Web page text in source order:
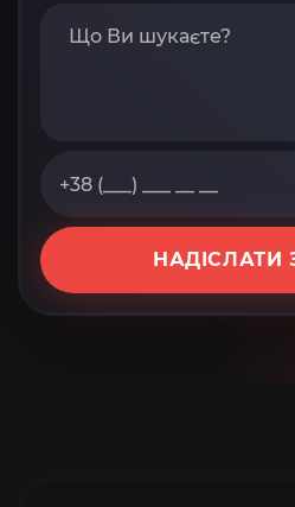
НАДІСЛАТИ